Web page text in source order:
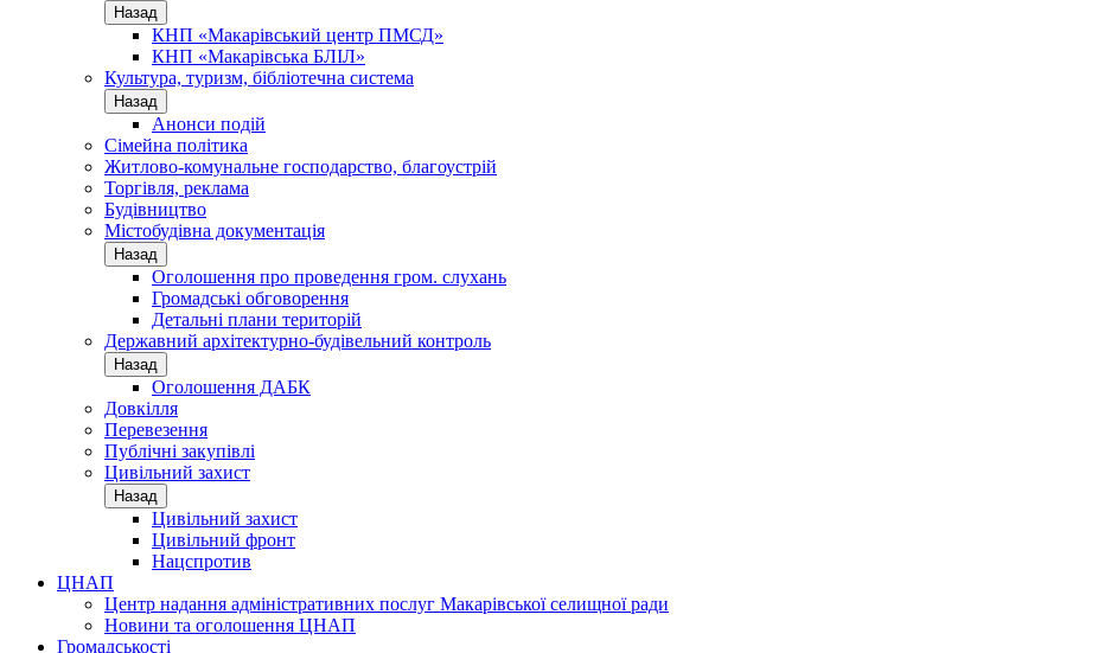
Назад
КНП «Макарівський центр ПМСД»
КНП «Макарівська БЛІЛ»
Культура, туризм, бібліотечна система
Назад
Анонси подій
Сімейна політика
Житлово-комунальне господарство, благоустрій
Торгівля, реклама
Будівництво
Містобудівна документація
Назад
Оголошення про проведення гром. слухань
Громадські обговорення
Детальні плани територій
Державний архітектурно-будівельний контроль
Назад
Оголошення ДАБК
Довкілля
Перевезення
Публічні закупівлі
Цивільний захист
Назад
Цивільний захист
Цивільний фронт
Нацспротив
ЦНАП
Центр надання адміністративних послуг Макарівської селищної ради
Новини та оголошення ЦНАП
Громадськості